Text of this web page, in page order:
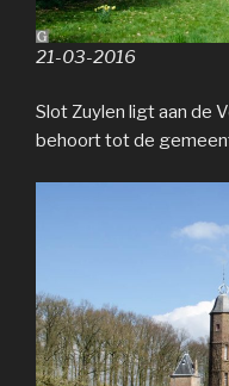
21-03-2016
Slot Zuylen ligt aan de
behoort tot de